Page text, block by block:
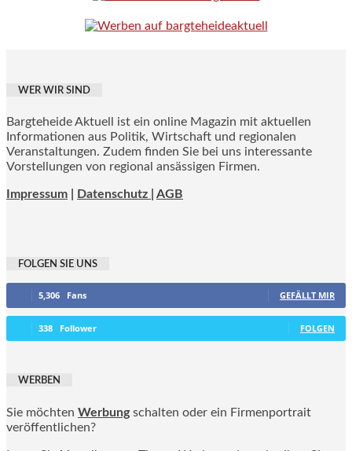
WER WIR SIND
Bargteheide Aktuell ist ein online Magazin mit aktuellen
Informationen aus Politik, Wirtschaft und regionalen
Veranstaltungen. Zudem finden Sie bei uns interessante
Vorstellungen von regional ansässigen Firmen.
Impressum Datenschutz | AGB
FOLGEN SIE UNS
5,306 Fans GEFÄLLT MIR
338 Follower FOLGEN
WERBEN
Sie möchten Werbung schalten oder ein Firmenportrait
veröffentlichen?